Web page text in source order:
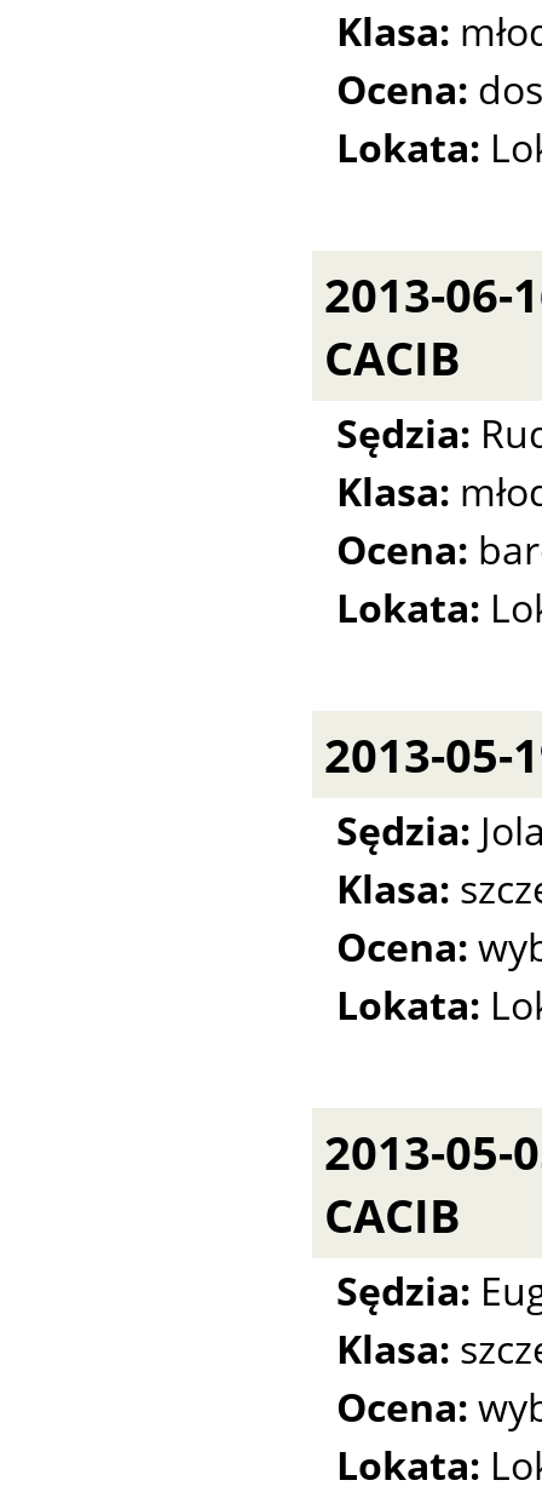
Klasa:
Ocena:
Lokata:
2013-
CACIB
Sędzia:
Klasa:
Ocena:
Lokata:
2013-05-
Sędzia:
Klasa:
Ocena:
Lokata:
2013-05-
CACIB
Sędzia:
Klasa:
Ocena:
Lokata: